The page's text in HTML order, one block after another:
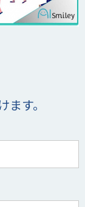
す。